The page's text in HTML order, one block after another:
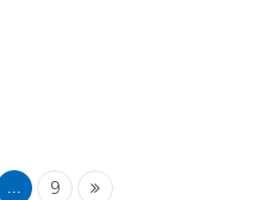
... 9